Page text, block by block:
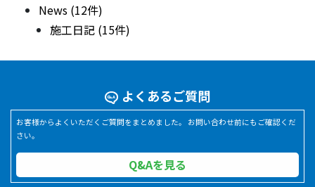
News (12件)
施工日記 (15件)
よくあるご質問
お客様からよくいただくご質問をまとめました。 お問い合わせ前にもご確認くだ
さい。
Q&Aを見る